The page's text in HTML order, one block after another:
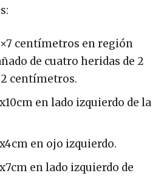
centímetros en región
de cuatro heridas de 2
centímetros.
en lado izquierdo de la
en ojo izquierdo.
en lado izquierdo de